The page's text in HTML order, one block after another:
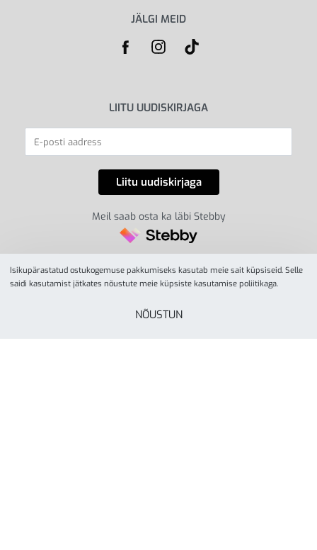
JÄLGI MEID
LIITU UUDISKIRJAGA
Meil saab osta ka läbi Stebby
Isikupärastatud ostukogemuse pakkumiseks kasutab meie sait küpsiseid. Selle
saidi kasutamist jätkates nõustute meie küpsiste kasutamise poliitikaga.
NÕUSTUN